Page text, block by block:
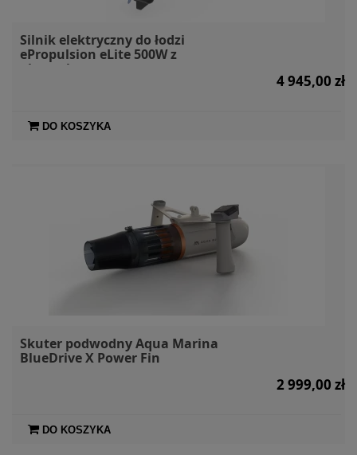
Silnik elektryczny do łodzi
ePropulsion eLite 500W z
akumulatorem
4 945,00 zł
DO KOSZYKA
Skuter podwodny Aqua Marina
BlueDrive X Power Fin
2 999,00 zł
DO KOSZYKA